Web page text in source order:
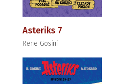
Asteriks 7
Rene Gosini